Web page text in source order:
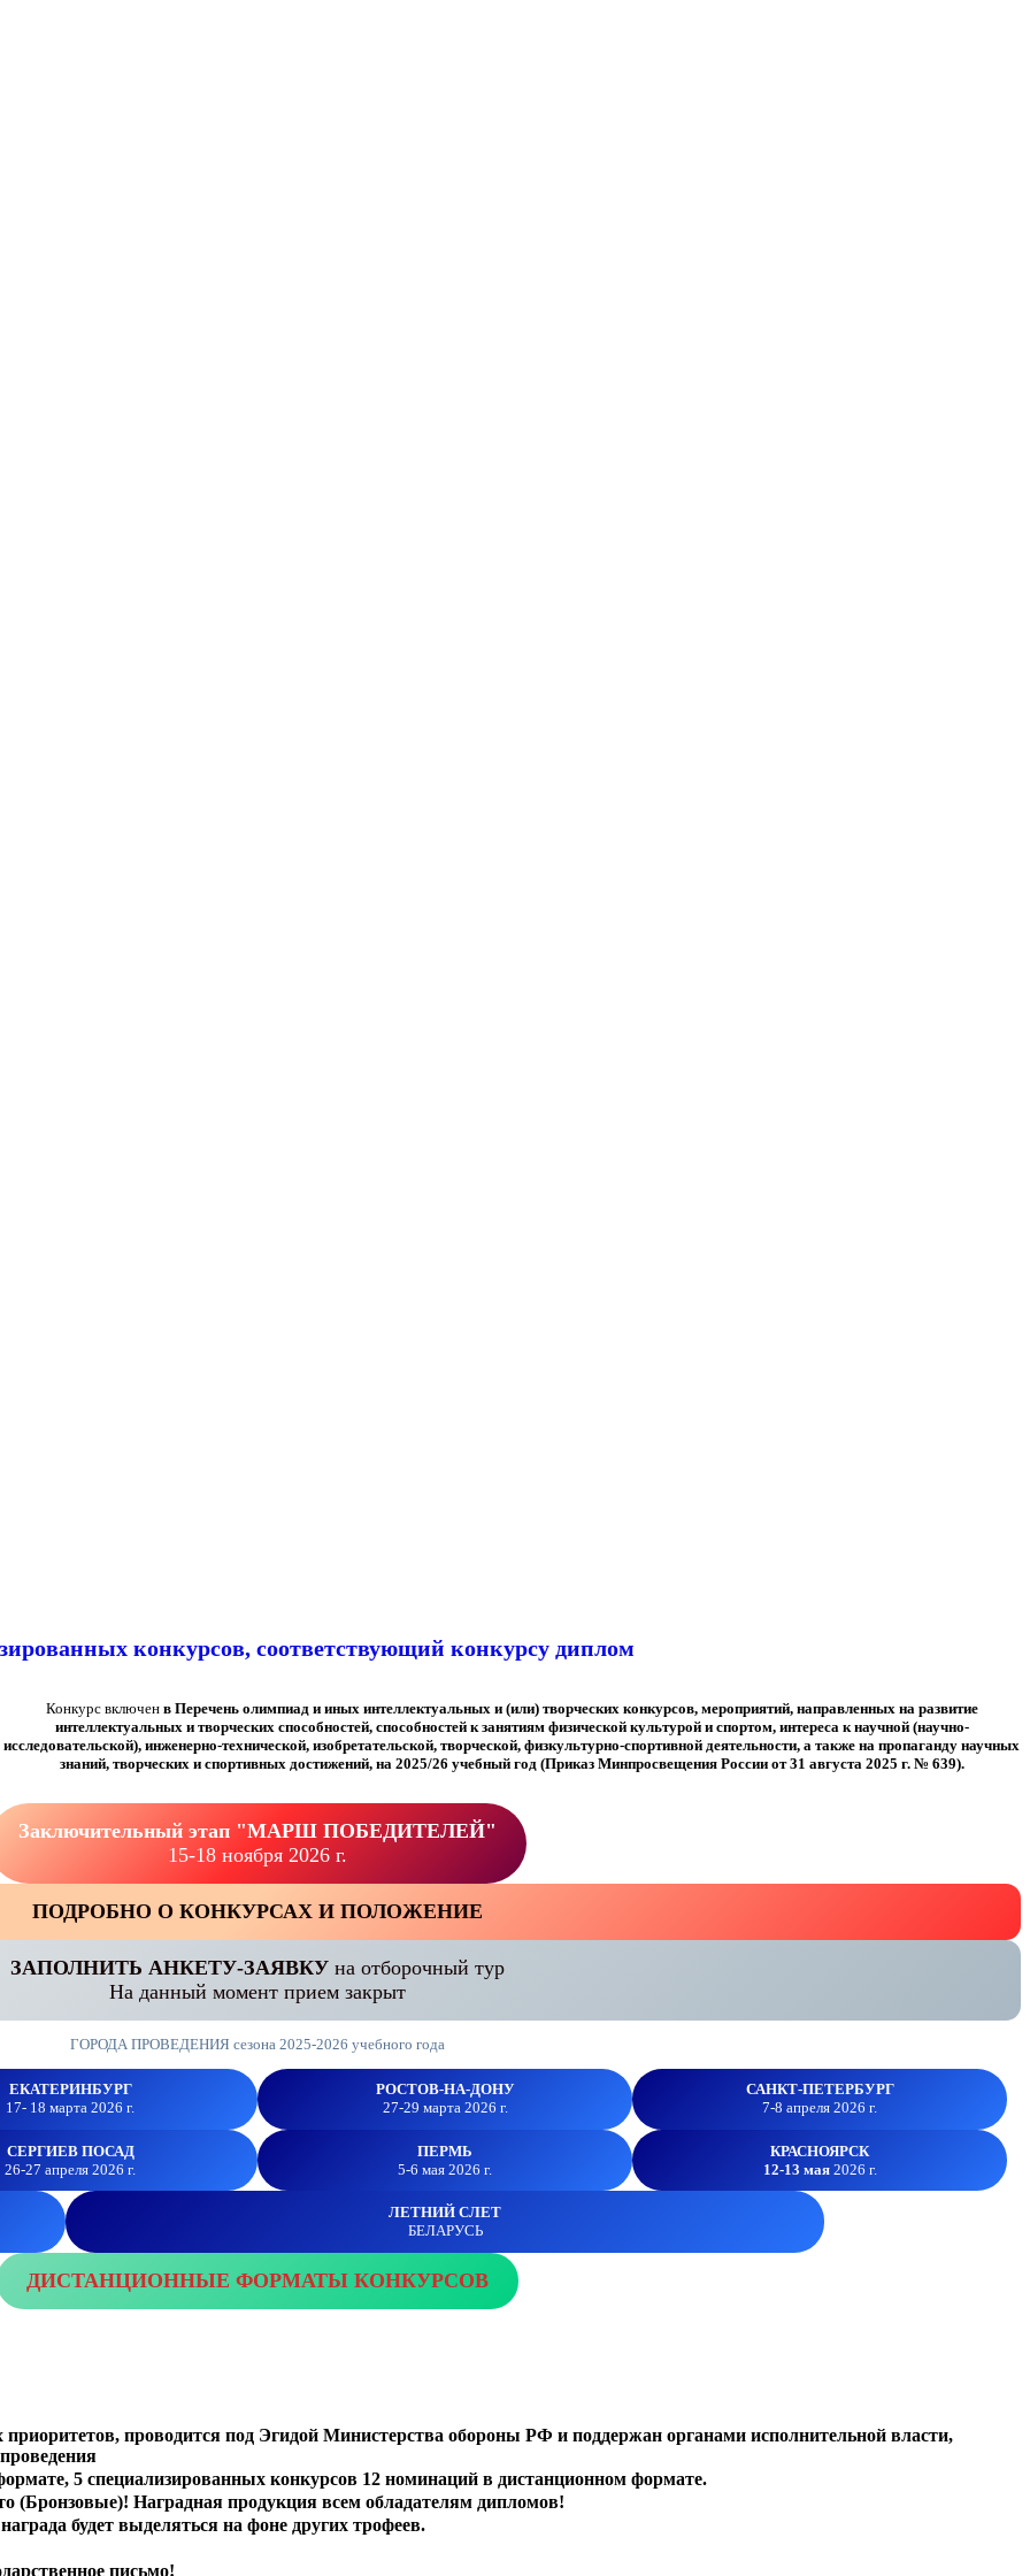
конкурсов, соответствующий конкурсу диплом
Конкурс включен в Перечень олимпиад и иных интеллектуальных и (или) творческих конкурсов, мероприятий, направленных на развитие
интеллектуальных и творческих способностей, способностей к занятиям физической культурой и спортом, интереса к научной (научно-
исследовательской), инженерно-технической, изобретательской, творческой, физкультурно-спортивной деятельности, а также на пропаганду научных
знаний, творческих и спортивных достижений, на 2025/26 учебный год (Приказ Минпросвещения России от 31 августа 2025 г. № 639).
Заключительный этап "МАРШ ПОБЕДИТЕЛЕЙ"
15-18 ноября 2026 г.
ПОДРОБНО О КОНКУРСАХ И ПОЛОЖЕНИЕ
ЗАПОЛНИТЬ АНКЕТУ-ЗАЯВКУ на отборочный тур
На данный момент прием закрыт
ГОРОДА ПРОВЕДЕНИЯ сезона 2025-2026 учебного года
ЕКАТЕРИНБУРГ
17- 18 марта 2026 г.
РОСТОВ-НА-ДОНУ
27-29 марта 2026 г.
САНКТ-ПЕТЕРБУРГ
7-8 апреля 2026 г.
СЕРГИЕВ ПОСАД
26-27 апреля 2026 г.
ПЕРМЬ
5-6 мая 2026 г.
КРАСНОЯРСК
12-13 мая2026 г.
ЛЕТНИЙ СЛЕТ
БЕЛАРУСЬ
ДИСТАНЦИОННЫЕ ФОРМАТЫ КОНКУРСОВ
приоритетов, проводится под Эгидой Министерства обороны РФ и поддержан органами исполнительной власти,
5 специализированных конкурсов 12 номинаций в дистанционном формате.
(Бронзовые)! Наградная продукция всем обладателям дипломов!
будет выделяться на фоне других трофеев.
письмо!